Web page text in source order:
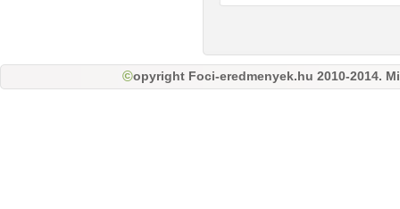
©opyright Foci-eredmenyek.hu 2010-2014.